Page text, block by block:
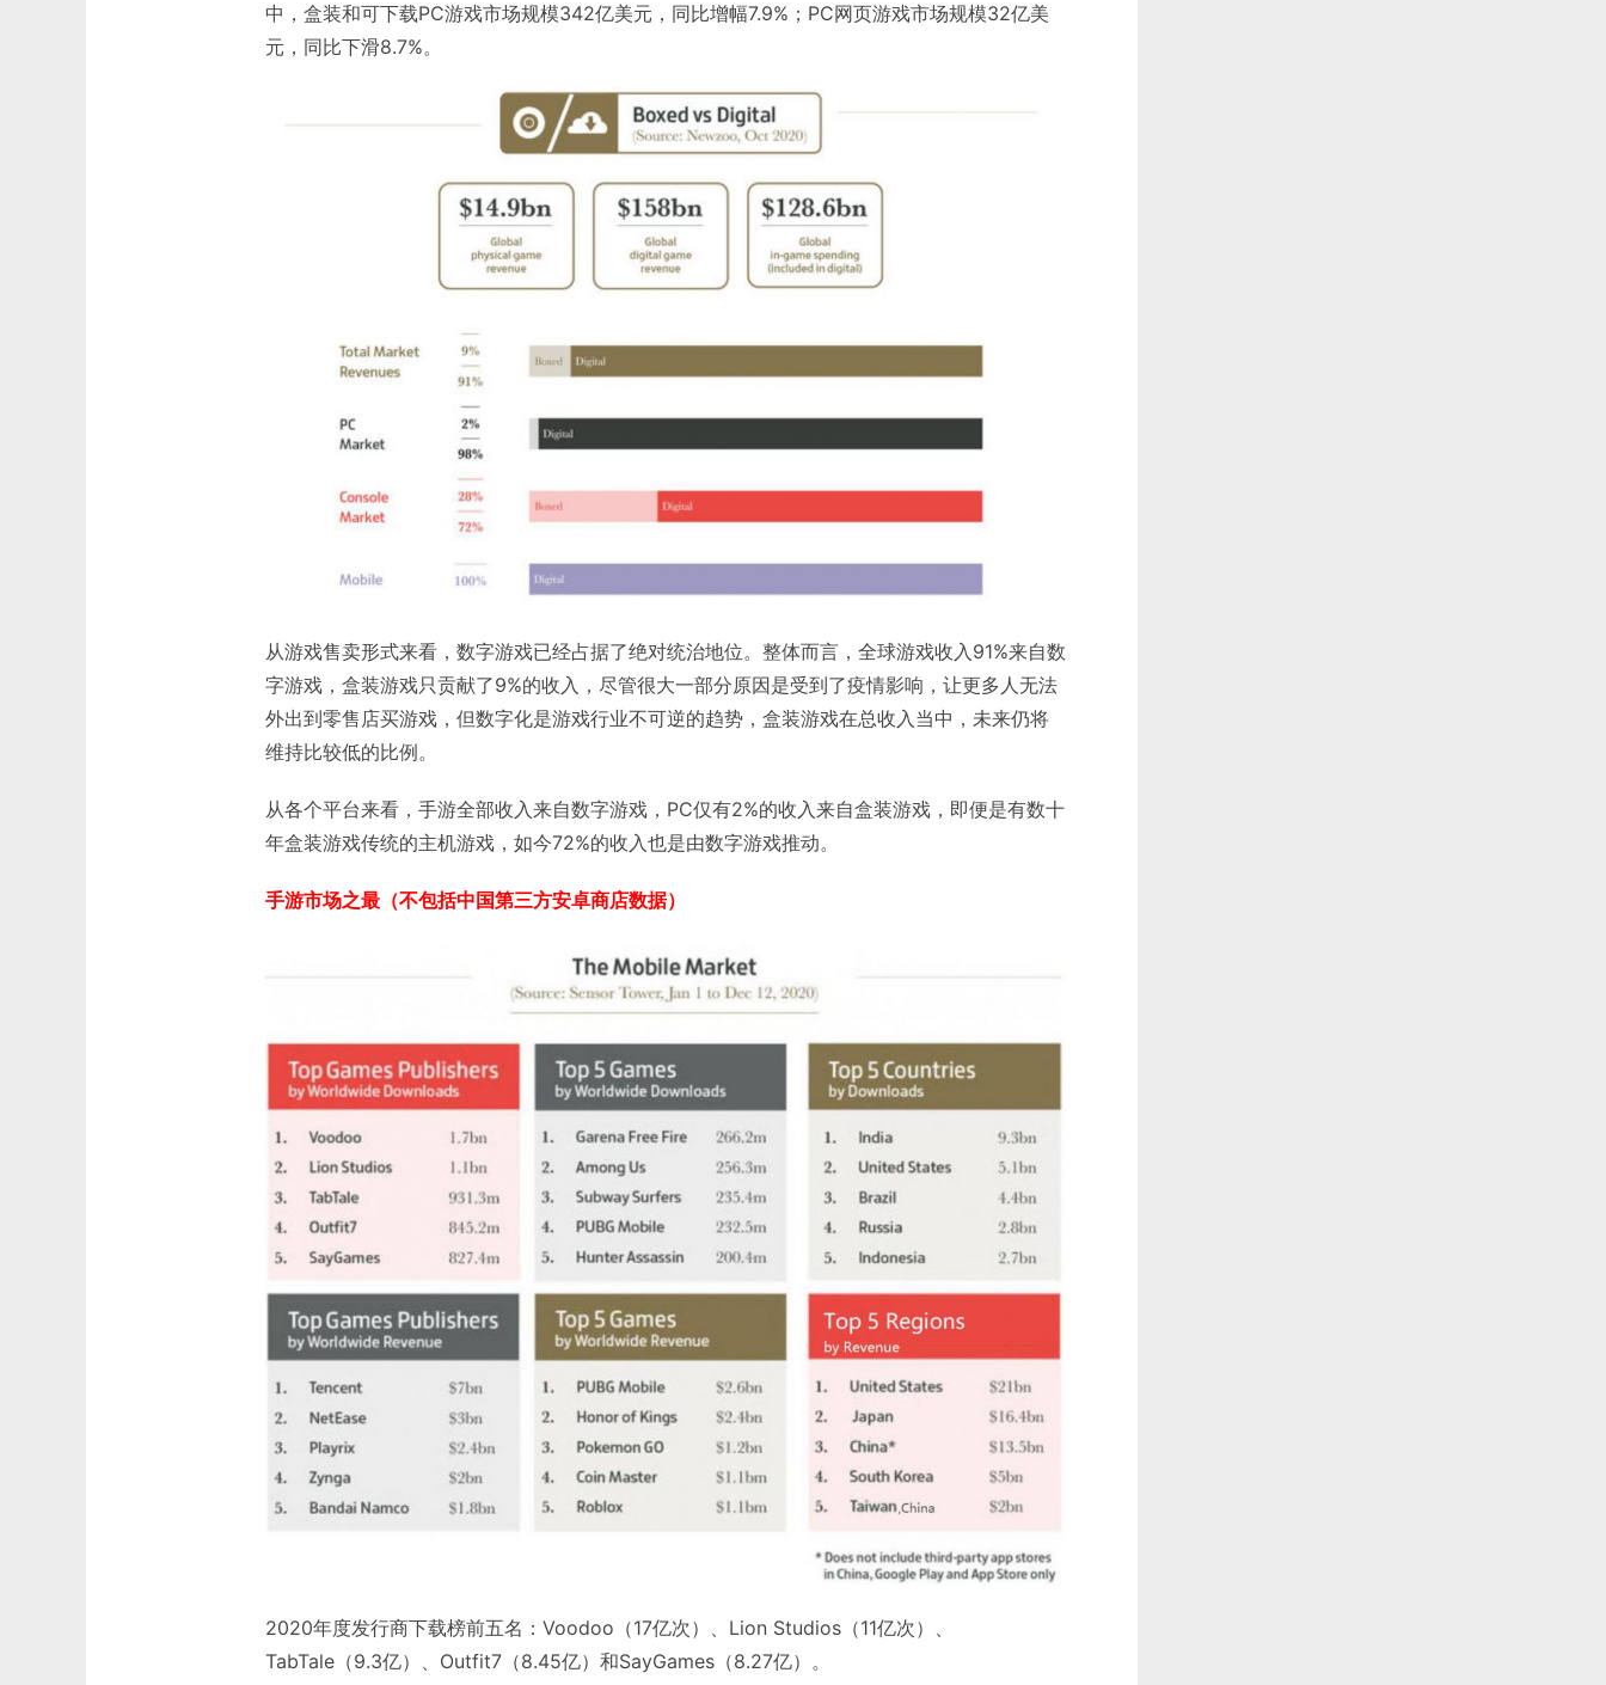
中，盒装和可下载PC游戏市场规模342亿美元，同比增幅7.9%；PC网页游戏市场规模32亿美
元，同比下滑8.7%。
从游戏售卖形式来看，数字游戏已经占据了绝对统治地位。整体而言，全球游戏收入91%来自数
字游戏，盒装游戏只贡献了9%的收入，尽管很大一部分原因是受到了疫情影响，让更多人无法
外出到零售店买游戏，但数字化是游戏行业不可逆的趋势，盒装游戏在总收入当中，未来仍将
维持比较低的比例。
从各个平台来看，手游全部收入来自数字游戏，PC仅有2%的收入来自盒装游戏，即便是有数十
年盒装游戏传统的主机游戏，如今72%的收入也是由数字游戏推动。
手游市场之最（不包括中国第三方安卓商店数据）
2020年度发行商下载榜前五名：Voodoo（17亿次）、Lion Studios（11亿次）、
TabTale（9.3亿）、Outfit7（8.45亿）和SayGames（8.27亿）。